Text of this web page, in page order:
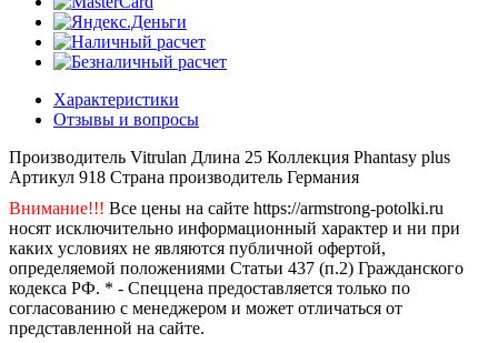
Характеристики
Отзывы и вопросы
Производитель Vitrulan Длина 25 Коллекция Phantasy plus
Артикул 918 Страна производитель Германия
Внимание!!! Все цены на сайте https://armstrong-potolki.ru
носят исключительно информационный характер и ни при
каких условиях не являются публичной офертой,
определяемой положениями Статьи 437 (п.2) Гражданского
кодекса РФ. * - Спеццена предоставляется только по
согласованию с менеджером и может отличаться от
представленной на сайте.